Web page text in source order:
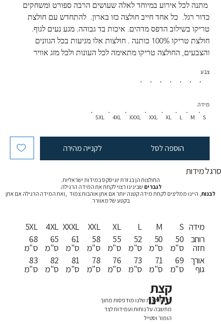
מתנה לכל אירוע במיוחד לאלה שעושים הרבה ספורט ומשחקים
כדור רגל.  כל אחד חייב חולצה כזו בארון.  להתחדש עם חולצת
טריקו בשילוב הדפס מדהים. איכות בד גבוהה. מגע נעים לגוף.
חולצת טריקו 100% כותנה . חולצות אלו מגיעות בכל הגוונים
והצבעים, החולצה טריקו מתאימה לכל העונות ולכל מזג אוויר
צבע
S
M
L
XL
XXL
XXXL
4XL
5XL
מידה
הוספה לסל לקנייה מהירה
סרגל מידות
החולצות הן בגזרת יוניסקס במידות ישראליות.
לגברים שבינינו רצוי לקחת את המידה הרגילה.
לבנות, היינו ממליצים לקחת מידה קטנה יותר אם אתן אוהבות צמוד ,ואת המידה הרגילה אם אתן
בקטע של מאוורר.
5XL
68
ס"מ
83
ס"מ
4XL
65
ס"מ
82
ס"מ
XXXL
61
ס"מ
81
ס"מ
XXL
58
ס"מ
78
ס"מ
XL
55
ס"מ
76
ס"מ
L
52
ס"מ
73
ס"מ
M
50
ס"מ
71
ס"מ
S
50
ס"מ
69
ס"מ
מידה
רוחב
חזה
אורך
גוף
כל החולצות שלנו מודפסות מתוך
מחשבה על נוחות ועמידות לצד
הומור וסטייל
קצת
עלינו